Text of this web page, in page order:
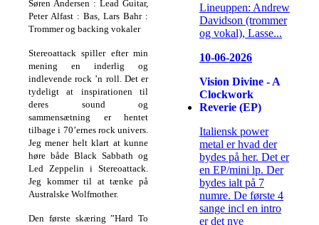
Søren Andersen : Lead Guitar,
Peter Alfast : Bas, Lars Bahr :
Trommer og backing vokaler
Stereoattack spiller efter min
mening en inderlig og
indlevende rock ’n roll. Det er
tydeligt at inspirationen til
deres sound og
sammensætning er hentet
tilbage i 70’ernes rock univers.
Jeg mener helt klart at kunne
høre både Black Sabbath og
Led Zeppelin i Stereoattack.
Jeg kommer til at tænke på
Australske Wolfmother.
Den første skæring ”Hard To
Lineuppen: Andrew
Davidson (trommer
og vokal), Lasse...
10-06-2026
Vision Divine - A
Clockwork
Reverie (EP)
Italiensk power
metal er hvad der
bydes på her. Det er
en EP/mini lp. Der
bydes ialt på 7
numre. De første 4
sange incl en intro
er det nye